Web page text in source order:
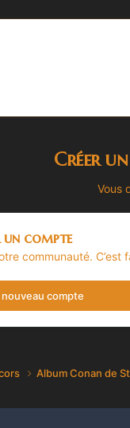
Créer
Vous
un compte
communauté. C’est
compte
Album Conan de